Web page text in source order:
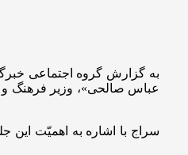
به گزارش گروه اجتماعی
عباس صالحی»، وزیر فرهنگ و